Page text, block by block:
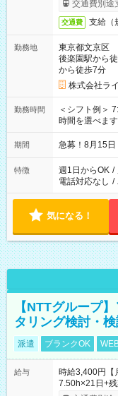
交通費別途
交通費 支給（
勤務地
東京都文京区
後楽園駅から
から徒歩7分
株式会社ラ
勤務時間
＜シフト例＞ 7:00～
時間を選べま
期間 急募！8月15日
特徴 週1日からOK /
電話対応なし /
気になる！
【NTTグループ
タリング検討・
派遣 ブランクOK
給与
時給3,400円【
7.50h×21日+